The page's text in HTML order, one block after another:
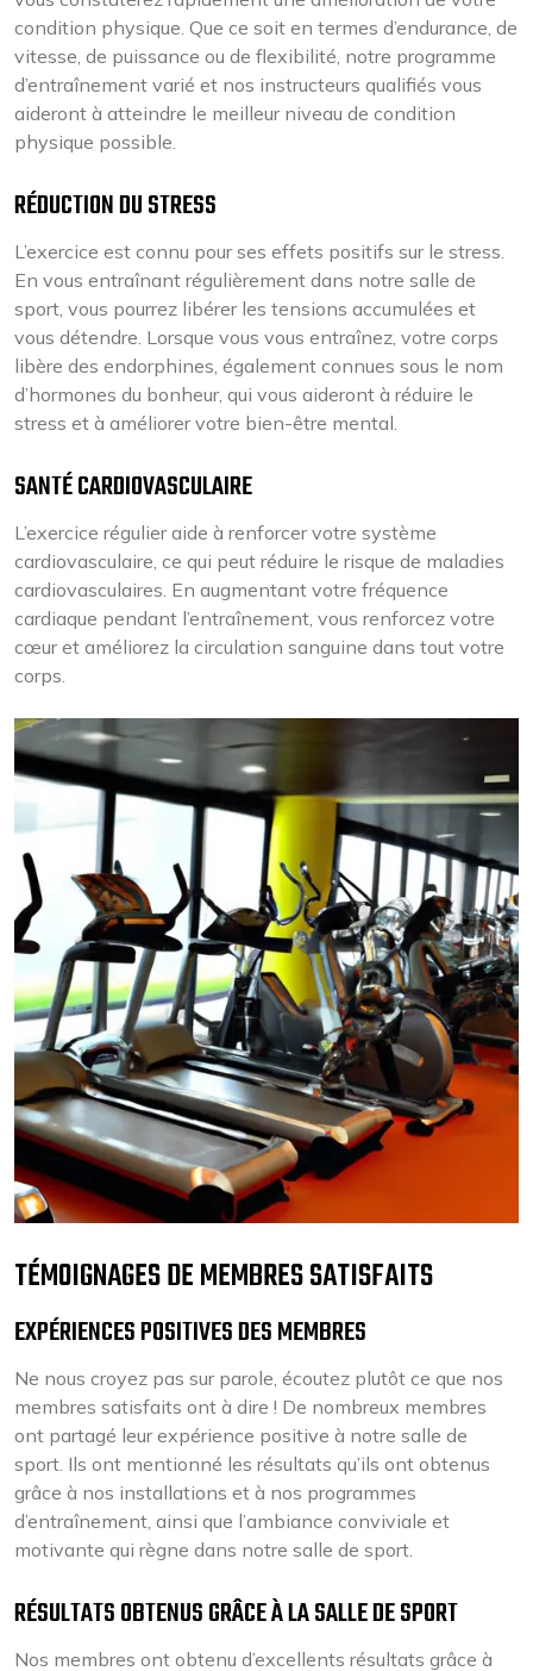
condition physique. Que ce soit en termes d’endurance, de
vitesse, de puissance ou de flexibilité, notre programme
d’entraînement varié et nos instructeurs qualifiés vous
aideront à atteindre le meilleur niveau de condition
physique possible.
RÉDUCTION DU STRESS
L’exercice est connu pour ses effets positifs sur le stress.
En vous entraînant régulièrement dans notre salle de
sport, vous pourrez libérer les tensions accumulées et
vous détendre. Lorsque vous vous entraînez, votre corps
libère des endorphines, également connues sous le nom
d’hormones du bonheur, qui vous aideront à réduire le
stress et à améliorer votre bien-être mental.
SANTÉ CARDIOVASCULAIRE
L’exercice régulier aide à renforcer votre système
cardiovasculaire, ce qui peut réduire le risque de maladies
cardiovasculaires. En augmentant votre fréquence
cardiaque pendant l’entraînement, vous renforcez votre
cœur et améliorez la circulation sanguine dans tout votre
corps.
TÉMOIGNAGES DE MEMBRES SATISFAITS
EXPÉRIENCES POSITIVES DES MEMBRES
Ne nous croyez pas sur parole, écoutez plutôt ce que nos
membres satisfaits ont à dire ! De nombreux membres
ont partagé leur expérience positive à notre salle de
sport. Ils ont mentionné les résultats qu’ils ont obtenus
grâce à nos installations et à nos programmes
d’entraînement, ainsi que l’ambiance conviviale et
motivante qui règne dans notre salle de sport.
RÉSULTATS OBTENUS GRÂCE À LA SALLE DE SPORT
Nos membres ont obtenu d’excellents résultats grâce à